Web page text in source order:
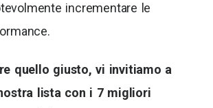
incrementare le
quello giusto, vi invitiamo a
lista con i 7 migliori